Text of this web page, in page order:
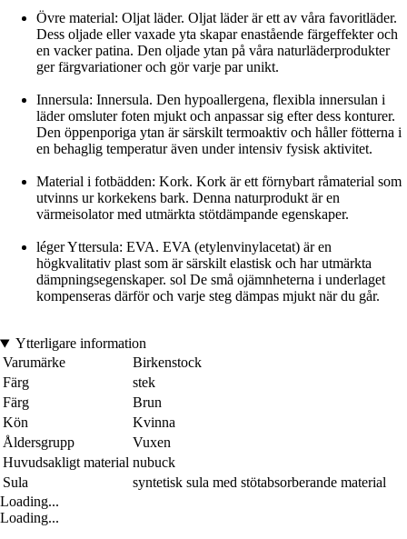
Övre material: Oljat läder. Oljat läder är ett av våra favoritläder.
Dess oljade eller vaxade yta skapar enastående färgeffekter och
en vacker patina. Den oljade ytan på våra naturläderprodukter
ger färgvariationer och gör varje par unikt.
Innersula: Innersula. Den hypoallergena, flexibla innersulan i
läder omsluter foten mjukt och anpassar sig efter dess konturer.
Den öppenporiga ytan är särskilt termoaktiv och håller fötterna i
en behaglig temperatur även under intensiv fysisk aktivitet.
Material i fotbädden: Kork. Kork är ett förnybart råmaterial som
utvinns ur korkekens bark. Denna naturprodukt är en
värmeisolator med utmärkta stötdämpande egenskaper.
léger Yttersula: EVA. EVA (etylenvinylacetat) är en
högkvalitativ plast som är särskilt elastisk och har utmärkta
dämpningsegenskaper. sol De små ojämnheterna i underlaget
kompenseras därför och varje steg dämpas mjukt när du går.
Ytterligare information
Varumärke
Birkenstock
Färg
stek
Färg
Brun
Kön
Kvinna
Åldersgrupp
Vuxen
Huvudsakligt material nubuck
Sula
syntetisk sula med stötabsorberande material
Loading...
Loading...